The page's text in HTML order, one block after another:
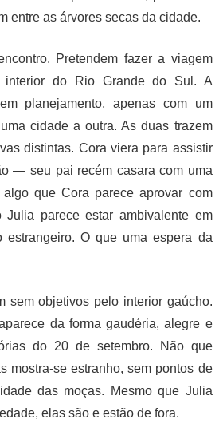
entre as árvores secas da cidade.
Pretendem fazer a viagem
interior do Rio Grande do Sul. A
planejamento, apenas com um
cidade a outra. As duas trazem
distintas. Cora viera para assistir
— seu pai recém casara com uma
que Cora parece aprovar com
Julia parece estar ambivalente em
estrangeiro. O que uma espera da
sem objetivos pelo interior gaúcho.
da forma gaudéria, alegre e
do 20 de setembro. Não que
mostra-se estranho, sem pontos de
das moças. Mesmo que Julia
elas são e estão de fora.